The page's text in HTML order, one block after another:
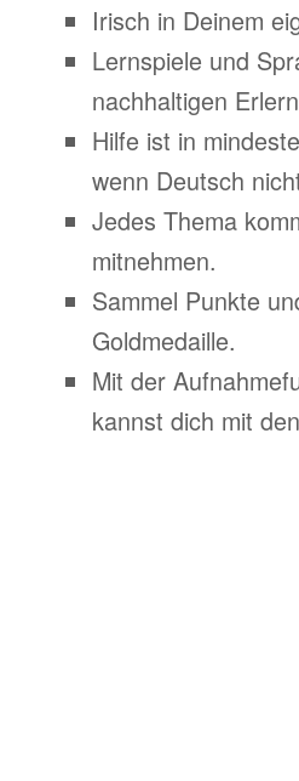
Irisch in Deinem
Lernspiele und
nachhaltigen
Hilfe ist in
wenn Deutsch
Jedes Thema
mitnehmen.
Sammel Punkte
Goldmedaille.
Mit der
kannst dich mit